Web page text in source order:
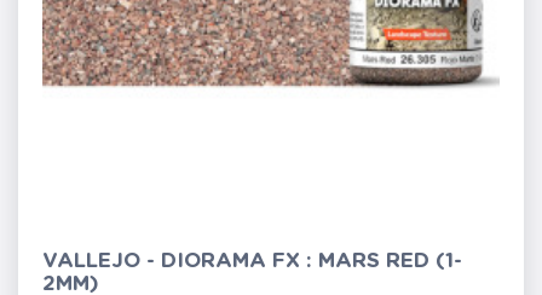
VALLEJO - DIORAMA FX : MARS RED (1-
2MM)